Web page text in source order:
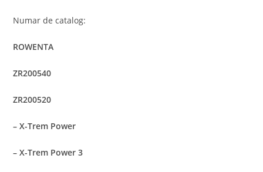
Numar de catalog:
ROWENTA
ZR200540
ZR200520
– X-Trem Power
– X-Trem Power 3